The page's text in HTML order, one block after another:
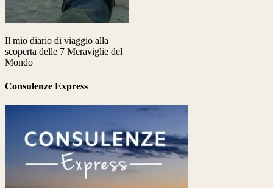
Il mio diario di viaggio alla
scoperta delle 7 Meraviglie del
Mondo
Consulenze Express